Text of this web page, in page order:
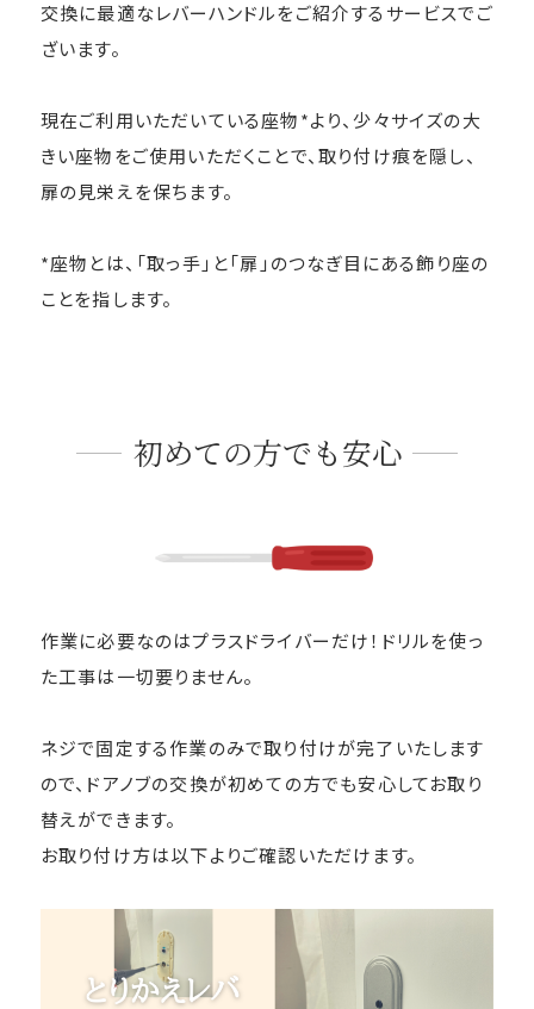
交換に最適なレバーハンドルをご紹介するサービスでご
ざいます。
現在ご利用いただいている座物*より、少々サイズの大
きい座物をご使用いただくことで、取り付け痕を隠し、
扉の見栄えを保ちます。
*座物とは、「取っ手」と「扉」のつなぎ目にある飾り座の
ことを指します。
初めての方でも安心
作業に必要なのはプラスドライバーだけ！ドリルを使っ
た工事は一切要りません。
ネジで固定する作業のみで取り付けが完了いたします
ので、ドアノブの交換が初めての方でも安心してお取り
替えができます。
お取り付け方は以下よりご確認いただけます。